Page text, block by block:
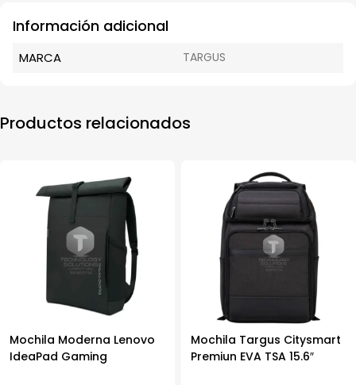
Información adicional
MARCA TARGUS
Productos relacionados
Mochila Moderna Lenovo
IdeaPad Gaming
Mochila Targus Citysmart
Premiun EVA TSA 15.6″